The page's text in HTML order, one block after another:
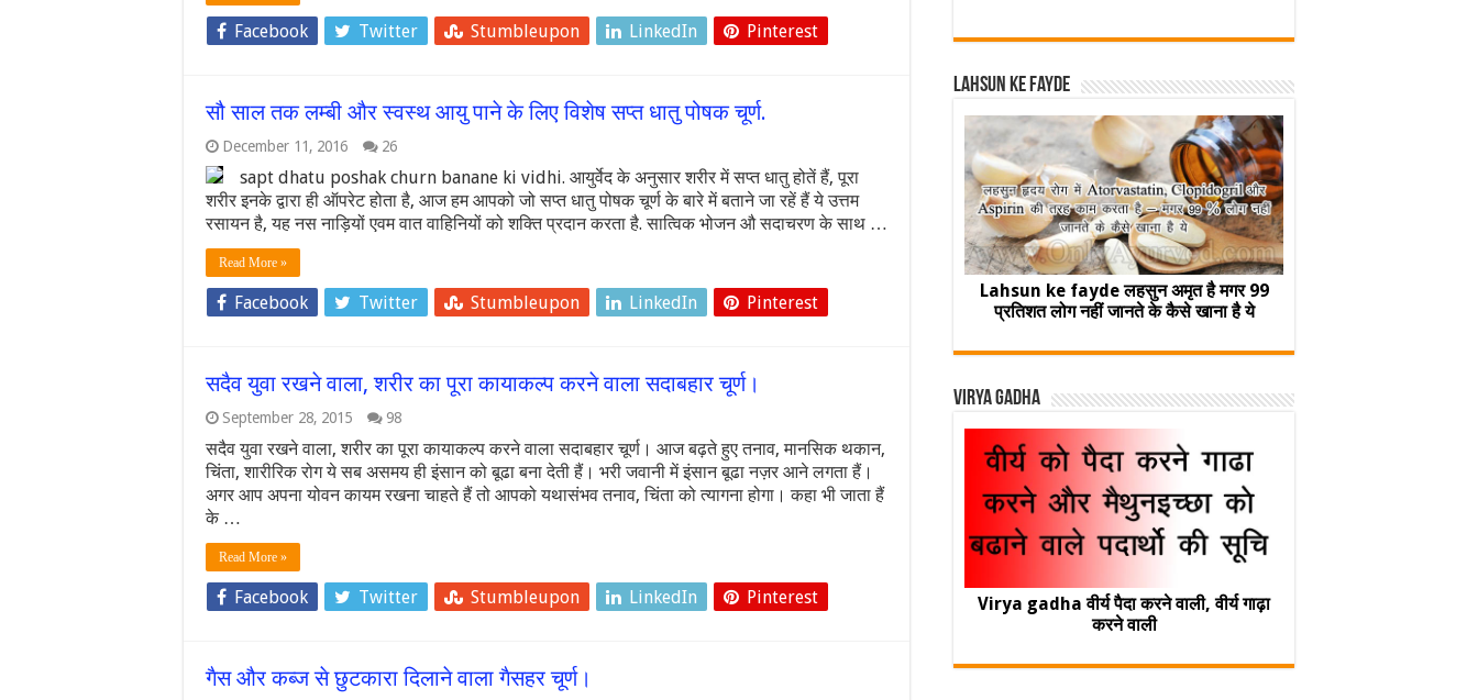
Facebook Twitter Stumbleupon LinkedIn Pinterest
सौ साल तक लम्बी और स्वस्थ आयु पाने के लिए विशेष सप्त धातु पोषक चूर्ण.
December 11, 2016 26
sapt dhatu poshak churn banane ki vidhi. आयुर्वेद के अनुसार शरीर में सप्त धातु होतें हैं, पूरा
शरीर इनके द्वारा ही ऑपरेट होता है, आज हम आपको जो सप्त धातु पोषक चूर्ण के बारे में बताने जा रहें हैं ये उत्तम
रसायन है, यह नस नाड़ियों एवम वात वाहिनियों को शक्ति प्रदान करता है. सात्विक भोजन औ सदाचरण के साथ …
Read More »
Facebook Twitter Stumbleupon LinkedIn Pinterest
सदैव युवा रखने वाला, शरीर का पूरा कायाकल्प करने वाला सदाबहार चूर्ण।
September 28, 2015 98
सदैव युवा रखने वाला, शरीर का पूरा कायाकल्प करने वाला सदाबहार चूर्ण। आज बढ़ते हुए तनाव, मानसिक थकान,
चिंता, शारीरिक रोग ये सब असमय ही इंसान को बूढा बना देती हैं। भरी जवानी में इंसान बूढा नज़र आने लगता हैं।
अगर आप अपना योवन कायम रखना चाहते हैं तो आपको यथासंभव तनाव, चिंता को त्यागना होगा। कहा भी जाता हैं
के …
Read More »
Facebook Twitter Stumbleupon LinkedIn Pinterest
गैस और कब्ज से छुटकारा दिलाने वाला गैसहर चूर्ण।
Lahsun ke fayde
Lahsun ke fayde लहसुन अमृत है मगर 99
प्रतिशत लोग नहीं जानते के कैसे खाना है ये
Virya Gadha
Virya gadha वीर्य पैदा करने वाली, वीर्य गाढ़ा
करने वाली